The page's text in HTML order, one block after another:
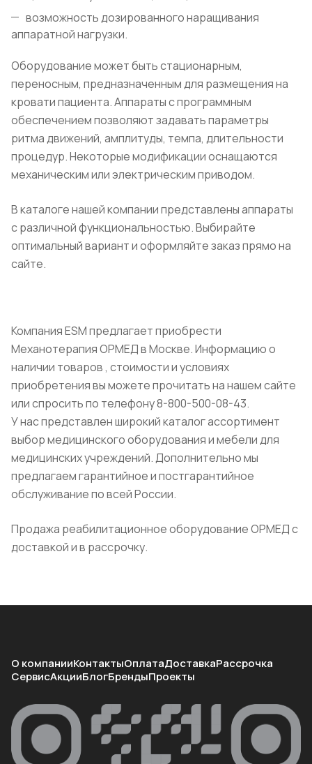
возможность дозированного наращивания
аппаратной нагрузки.
Оборудование может быть стационарным,
переносным, предназначенным для размещения на
кровати пациента. Аппараты с программным
обеспечением позволяют задавать параметры
ритма движений, амплитуды, темпа, длительности
процедур. Некоторые модификации оснащаются
механическим или электрическим приводом.
В каталоге нашей компании представлены аппараты
с различной функциональностью. Выбирайте
оптимальный вариант и оформляйте заказ прямо на
сайте.
Компания ESM предлагает приобрести
Механотерапия ОРМЕД в Москве. Информацию о
наличии товаров , стоимости и условиях
приобретения вы можете прочитать на нашем сайте
или спросить по телефону 8-800-500-08-43.
У нас представлен широкий каталог ассортимент
выбор медицинского оборудования и мебели для
медицинских учреждений. Дополнительно мы
предлагаем гарантийное и постгарантийное
обслуживание по всей России.
Продажа реабилитационное оборудование ОРМЕД с
доставкой и в рассрочку.
О компанииКонтактыОплатаДоставкаРассрочка
СервисАкцииБлогБрендыПроекты